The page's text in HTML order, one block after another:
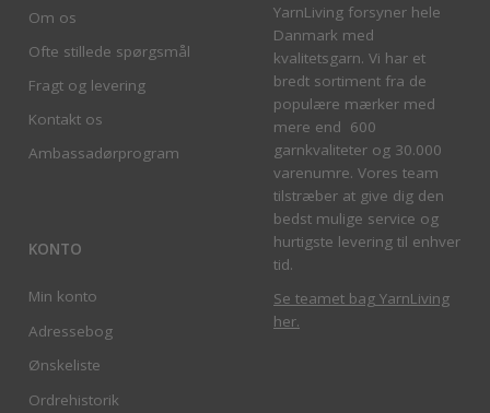
Om os
Ofte stillede spørgsmål
Fragt og levering
Kontakt os
Ambassadørprogram
KONTO
Min konto
Adressebog
Ønskeliste
Ordrehistorik
YarnLiving forsyner hele
Danmark med
kvalitetsgarn. Vi har et
bredt sortiment fra de
populære mærker med
mere end 600
garnkvaliteter og 30.000
varenumre. Vores team
tilstræber at give dig den
bedst mulige service og
hurtigste levering til enhver
tid.
Se teamet bag YarnLiving
her.